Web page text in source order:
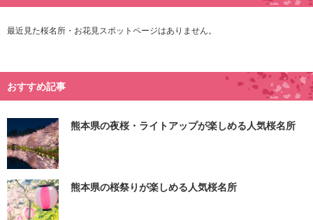
最近見た桜名所・お花見スポットページはありません。
おすすめ記事
熊本県の夜桜・ライトアップが楽しめる人気桜名所
熊本県の桜祭りが楽しめる人気桜名所